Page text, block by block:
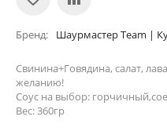
Бренд Шаурмастер Team |
Свинина+Говядина, салат,
желанию!
Соус на выбор:
Вес: 360гр